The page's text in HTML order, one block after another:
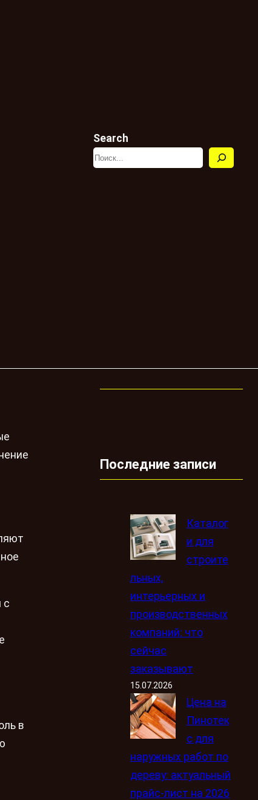
Search
с
в
Последние записи
Каталог
и для
строите
льных,
интерьерных и
производственных
компаний: что
сейчас
заказывают
15.07.2026
Цена на
Пинотек
с для
наружных работ по
дереву: актуальный
прайс-лист на 2026